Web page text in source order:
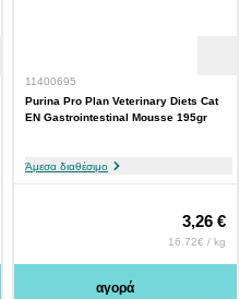
11400695
Purina Pro Plan Veterinary Diets Cat
EN Gastrointestinal Mousse 195gr
Άμεσα διαθέσιμο
3,26 €
16.72€ / kg
αγορά